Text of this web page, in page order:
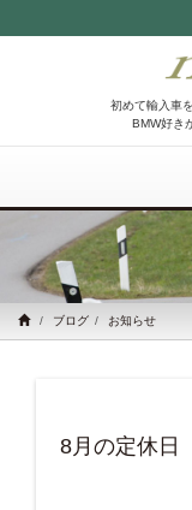
初めて輸入車
BMW好き
ブログ お知らせ
8月の定休日